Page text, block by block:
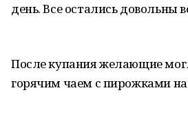
день. Все остались довольны
После купания желающие
горячим чаем с пирожками